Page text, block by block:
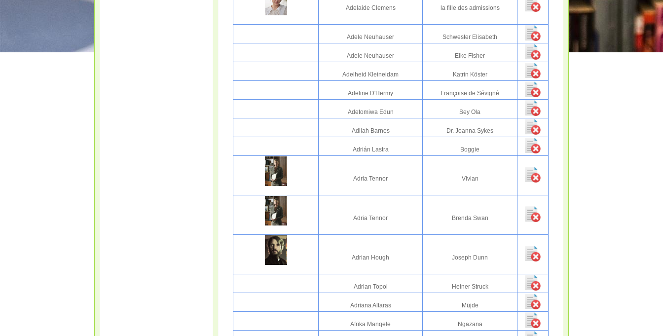
Adelaide Clemens la fille des admissions
Adele Neuhauser Schwester Elisabeth
Adele Neuhauser Elke Fisher
Adelheid Kleineidam Katrin Köster
Adeline D'Hermy Françoise de Sévigné
Adetomiwa Edun Sey Ola
Adilah Barnes Dr. Joanna Sykes
Adrián Lastra Boggie
Adria Tennor Vivian
Adria Tennor Brenda Swan
Adrian Hough Joseph Dunn
Adrian Topol Heiner Struck
Adriana Altaras Müjde
Afrika Manqele Ngazana